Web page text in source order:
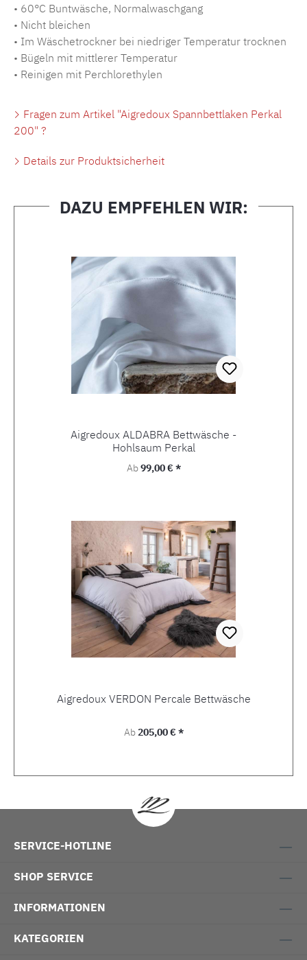
• 60°C Buntwäsche, Normalwaschgang
• Nicht bleichen
• Im Wäschetrockner bei niedriger Temperatur trocknen
• Bügeln mit mittlerer Temperatur
• Reinigen mit Perchlorethylen
Fragen zum Artikel "Aigredoux Spannbettlaken Perkal
200" ?
Details zur Produktsicherheit
DAZU EMPFEHLEN WIR:
Aigredoux ALDABRA Bettwäsche -
Hohlsaum Perkal
Regulärer Preis:
Ab99,00 € *
Aigredoux VERDON Percale Bettwäsche
Regulärer Preis:
Ab205,00 € *
SERVICE-HOTLINE
SHOP SERVICE
INFORMATIONEN
KATEGORIEN